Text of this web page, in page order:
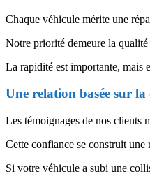
Chaque véhicule mérite une
Notre priorité demeure la
La rapidité est importante, mais
Une relation basée sur la
Les témoignages de nos clients
Cette confiance se construit une
Si votre véhicule a subi une